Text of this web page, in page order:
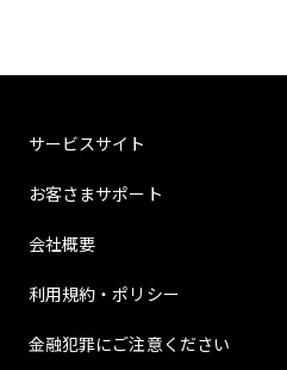
サービスサイト
お客さまサポート
会社概要
利用規約・ポリシー
金融犯罪にご注意ください